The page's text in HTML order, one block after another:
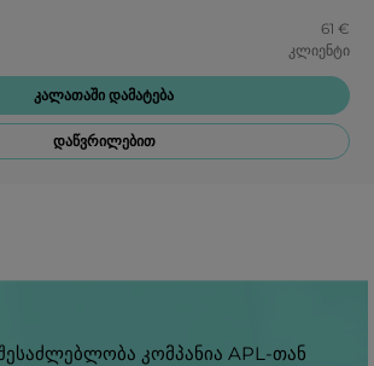
61 €
კლიენტი
კალათაში დამატება
დაწვრილებით
კომპანია APL-თან